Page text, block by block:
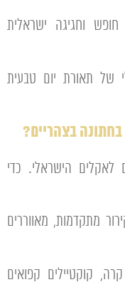
וחגיגה ישראלית
של תאורת יום טבעית
לאקלים הישראלי. כדי
מתקדמות, מאווררים
קוקטיילים קפואים